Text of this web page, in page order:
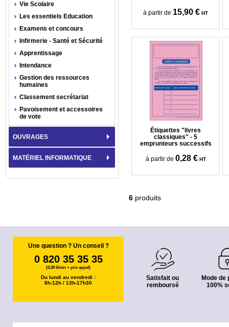
à partir de 15,90 € HT
Étiquettes "livres
classiques" - 5
emprunteurs successifs
à partir de 0,28 € HT
6 produits
Vie Scolaire
Les essentiels Education
Examens et concours
Infirmerie - Santé et Sécurité
Apprentissage
Intendance
Gestion des ressources
humaines
Classement secrétariat
Pavoisement et accessoires
de vote
OUVRAGES
MATÉRIEL INFORMATIQUE
Une question ? Un conseil ?
0 820 35 35 35
(0,20 €/min + prix appel)
Du lundi au vendredi :
8h-12h / 13h-17h30
Satisfait ou
remboursé
Mode de
100%